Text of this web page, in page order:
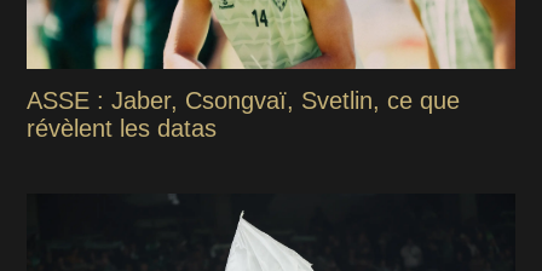
ASSE : Jaber, Csongvaï, Svetlin, ce que
révèlent les datas